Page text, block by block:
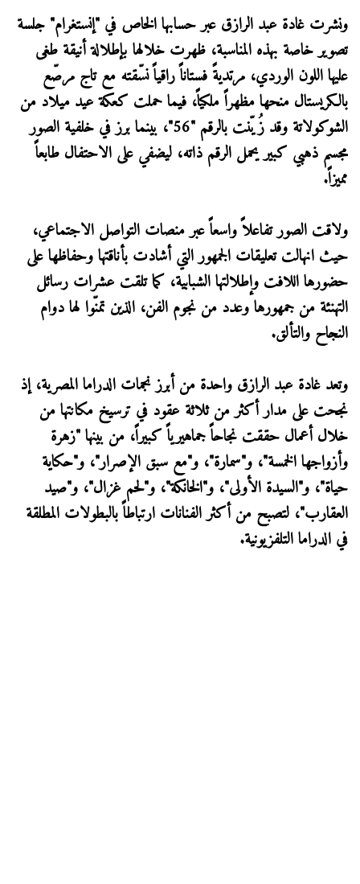
ونشرت غادة عبد الرازق عبر حسابها الخاص في "إنستغرام" جلسة
تصوير خاصة بهذه المناسبة، ظهرت خلالها بإطلالة أنيقة طغى
عليها اللون الوردي، مرتديةً فستاناً راقياً نسّقته مع تاج مرصّع
بالكريستال منحها مظهراً ملكياً، فيما حملت كعكة عيد ميلاد من
الشوكولاتة وقد زُيّنت بالرقم "56"، بينما برز في خلفية الصور
مجسم ذهبي كبير يحمل الرقم ذاته، ليضفي على الاحتفال طابعاً
مميزاً.
ولاقت الصور تفاعلاً واسعاً عبر منصات التواصل الاجتماعي،
حيث انهالت تعليقات الجمهور التي أشادت بأناقتها وحفاظها على
حضورها اللافت وإطلالتها الشبابية، كما تلقت عشرات رسائل
التهنئة من جمهورها وعدد من نجوم الفن، الذين تمنّوا لها دوام
النجاح والتألق.
وتعد غادة عبد الرازق واحدة من أبرز نجمات الدراما المصرية، إذ
نجحت على مدار أكثر من ثلاثة عقود في ترسيخ مكانتها من
خلال أعمال حققت نجاحاً جماهيرياً كبيراً، من بينها "زهرة
وأزواجها الخمسة"، و"سمارة"، و"مع سبق الإصرار"، و"حكاية
حياة"، و"السيدة الأولى"، و"الخانكة"، و"لحم غزال"، و"صيد
العقارب"، لتصبح من أكثر الفنانات ارتباطاً بالبطولات المطلقة
في الدراما التلفزيونية.